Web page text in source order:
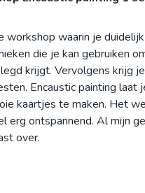
workshop waarin je
die je kan gebruiken
krijgt. Vervolgens krijg
Encaustic painting laat
kaartjes te maken. Het
erg ontspannend. Al mijn
over.